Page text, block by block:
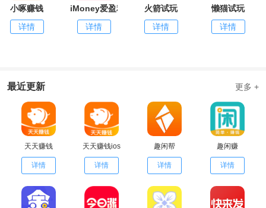
小啄赚钱
详情
iMoney爱盈利
详情
火箭试玩
详情
懒猫试玩
详情
最近更新 更多 +
天天赚钱
详情
天天赚钱ios
详情
趣闲帮
详情
趣闲赚
详情